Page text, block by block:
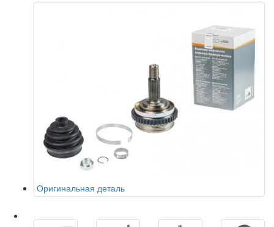
Оригинальная деталь